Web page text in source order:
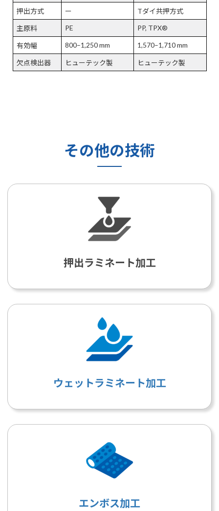
押出方式 ー Tダイ共押方式
主原料 PE PP, TPX®
有効幅 800–1,250 mm 1,570–1,710 mm
欠点検出器 ヒューテック製 ヒューテック製
その他の技術
押出ラミネート加工
ウェットラミネート加工
エンボス加工